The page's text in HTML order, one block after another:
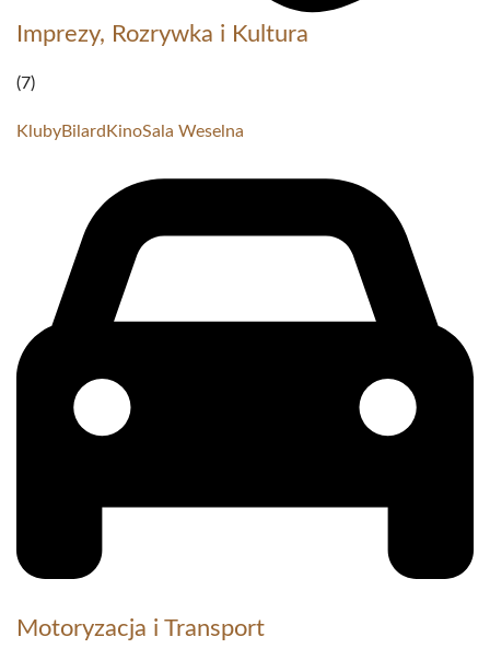
Imprezy, Rozrywka i Kultura
(7)
KlubyBilard KinoSala Weselna
Motoryzacja i Transport